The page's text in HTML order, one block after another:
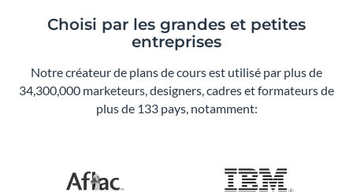
Choisi par les grandes et petites
entreprises
Notre créateur de plans de cours est utilisé par plus de
34,300,000 marketeurs, designers, cadres et formateurs de
plus de 133 pays, notamment: